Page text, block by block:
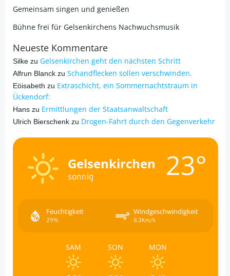
Gemeinsam singen und genießen
Bühne frei für Gelsenkirchens Nachwuchsmusik
Neueste Kommentare
Silke zu Gelsenkirchen geht den nächsten Schritt
Alfrun Blanck zu Schandflecken sollen verschwinden.
Eöisabeth zu Extraschicht, ein Sommernachtstraum in
Ückendorf:
Hans zu Ermittlungen der Staatsanwaltschaft
Ulrich Bierschenk zu Drogen-Fahrt durch den Gegenverkehr
Gelsenkirchen
sonnig 23°
Feuchtigkeit
29%
Windgeschwindigkeit
8.3Km/h
SAM SON MON